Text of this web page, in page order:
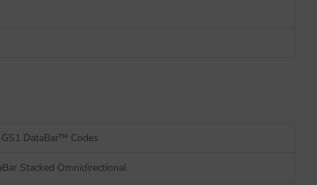
DataBar™ Codes
Stacked Omnidirectional